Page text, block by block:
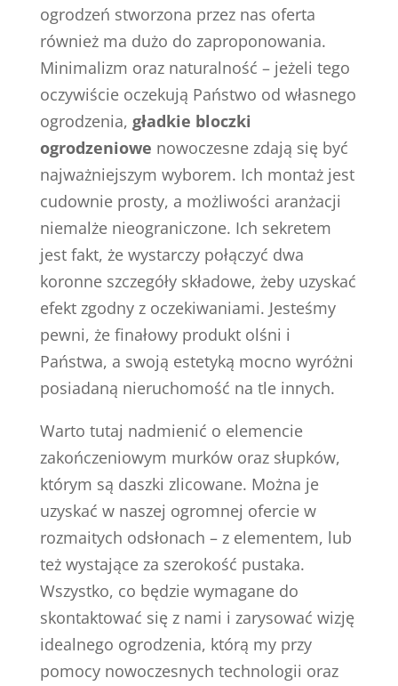
ogrodzeń stworzona przez nas oferta
również ma dużo do zaproponowania.
Minimalizm oraz naturalność – jeżeli tego
oczywiście oczekują Państwo od własnego
ogrodzenia, gładkie bloczki
ogrodzeniowe nowoczesne zdają się być
najważniejszym wyborem. Ich montaż jest
cudownie prosty, a możliwości aranżacji
niemalże nieograniczone. Ich sekretem
jest fakt, że wystarczy połączyć dwa
koronne szczegóły składowe, żeby uzyskać
efekt zgodny z oczekiwaniami. Jesteśmy
pewni, że finałowy produkt olśni i
Państwa, a swoją estetyką mocno wyróżni
posiadaną nieruchomość na tle innych.
Warto tutaj nadmienić o elemencie
zakończeniowym murków oraz słupków,
którym są daszki zlicowane. Można je
uzyskać w naszej ogromnej ofercie w
rozmaitych odsłonach – z elementem, lub
też wystające za szerokość pustaka.
Wszystko, co będzie wymagane do
skontaktować się z nami i zarysować wizję
idealnego ogrodzenia, którą my przy
pomocy nowoczesnych technologii oraz